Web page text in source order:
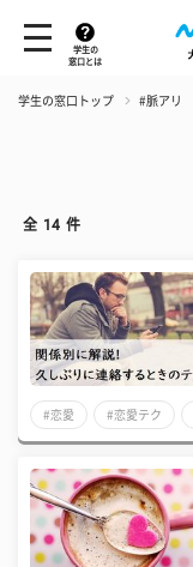
学生の
窓口とは
学生の窓口トップ #脈アリ
全 14 件
#恋愛 #恋愛テク